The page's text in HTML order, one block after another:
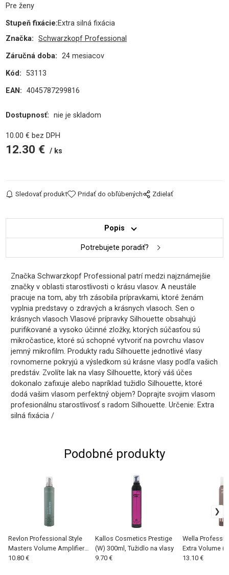
Pre ženy
Stupeň fixácie:Extra silná fixácia
Značka: Schwarzkopf Professional
Záručná doba: 24 mesiacov
Kód: 53113
EAN: 4045787299816
Dostupnosť: nie je skladom
10.00 € bez DPH
12.30 € ks
Sledovať produkt Pridať do obľúbených Zdielať
Popis
Potrebujete poradiť?
Značka Schwarzkopf Professional patrí medzi najznámejšie
značky v oblasti starostlivosti o krásu vlasov. A neustále
pracuje na tom, aby trh zásobila prípravkami, ktoré ženám
vyplnia predstavy o zdravých a krásnych vlasoch. Sen o
krásnych vlasoch Vlasové prípravky Silhouette obsahujú
purifikované a vysoko účinné zložky, ktorých súčasťou sú
mikročastice, ktoré sú schopné vytvoriť na povrchu vlasov
jemný mikrofilm. Produkty radu Silhouette jednotlivé vlasy
rovnomerne pokryjú a výsledkom sú krásne vlasy podľa vašich
predstáv. Zvolíte lak na vlasy Silhouette, ktorý váš účes
dokonalo zafixuje alebo napríklad tužidlo Silhouette, ktoré
dodá vašim vlasom perfektný objem? Doprajte svojim vlasom
profesionálnu starostlivosť s radom Silhouette. Určenie: Extra
silná fixácia /
Podobné produkty
Revlon Professional Style
Masters Volume Amplifier
Mousse (W) 300 ml, Tužidlo
10.80 €
Kallos Cosmetics Prestige
(W) 300ml, Tužidlo na vlasy
9.70 €
Wella
Extra Volume
Tužidlo na vlasy
13.10 €